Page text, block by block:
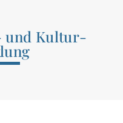
und Kultur­